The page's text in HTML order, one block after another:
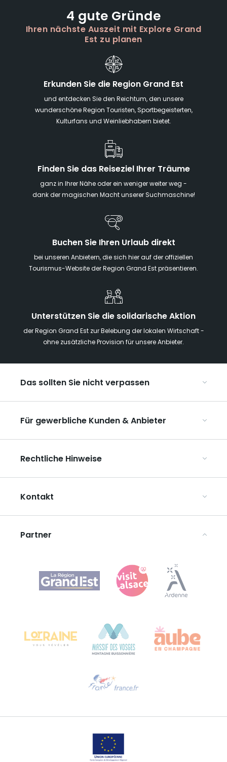
4 gute Gründe
Ihren nächste Auszeit mit Explore Grand
Est zu planen
Erkunden Sie die Region Grand Est
und entdecken Sie den Reichtum, den unsere
wunderschöne Region Touristen, Sportbegeisterten,
Kulturfans und Weinliebhabern bietet.
Finden Sie das Reiseziel Ihrer Träume
ganz in Ihrer Nähe oder ein weniger weiter weg -
dank der magischen Macht unserer Suchmaschine!
Buchen Sie Ihren Urlaub direkt
bei unseren Anbietern, die sich hier auf der offiziellen
Tourismus-Website der Region Grand Est präsentieren.
Unterstützen Sie die solidarische Aktion
der Region Grand Est zur Belebung der lokalen Wirtschaft -
ohne zusätzliche Provision für unsere Anbieter.
Das sollten Sie nicht verpassen
Die Weihnachtsmärkte im Grand Est
Ribeauvillé, zwischen Weinbergen und Bergen
Unsere UNESCO-Welterbestätten
Für gewerbliche Kunden & Anbieter
Organisieren Sie Ihre Gruppenreisen
ART GE kennenlernen
Mediaroom
Rechtliche Hinweise
Datenschutzbestimmungen
Rechtliche Hinweise
Kontakt
Agence Régionale du Tourisme Grand Est
Bureau de Colmar (Hauptverwaltung)
Sprechen Sie uns per E-Mail an
Partner